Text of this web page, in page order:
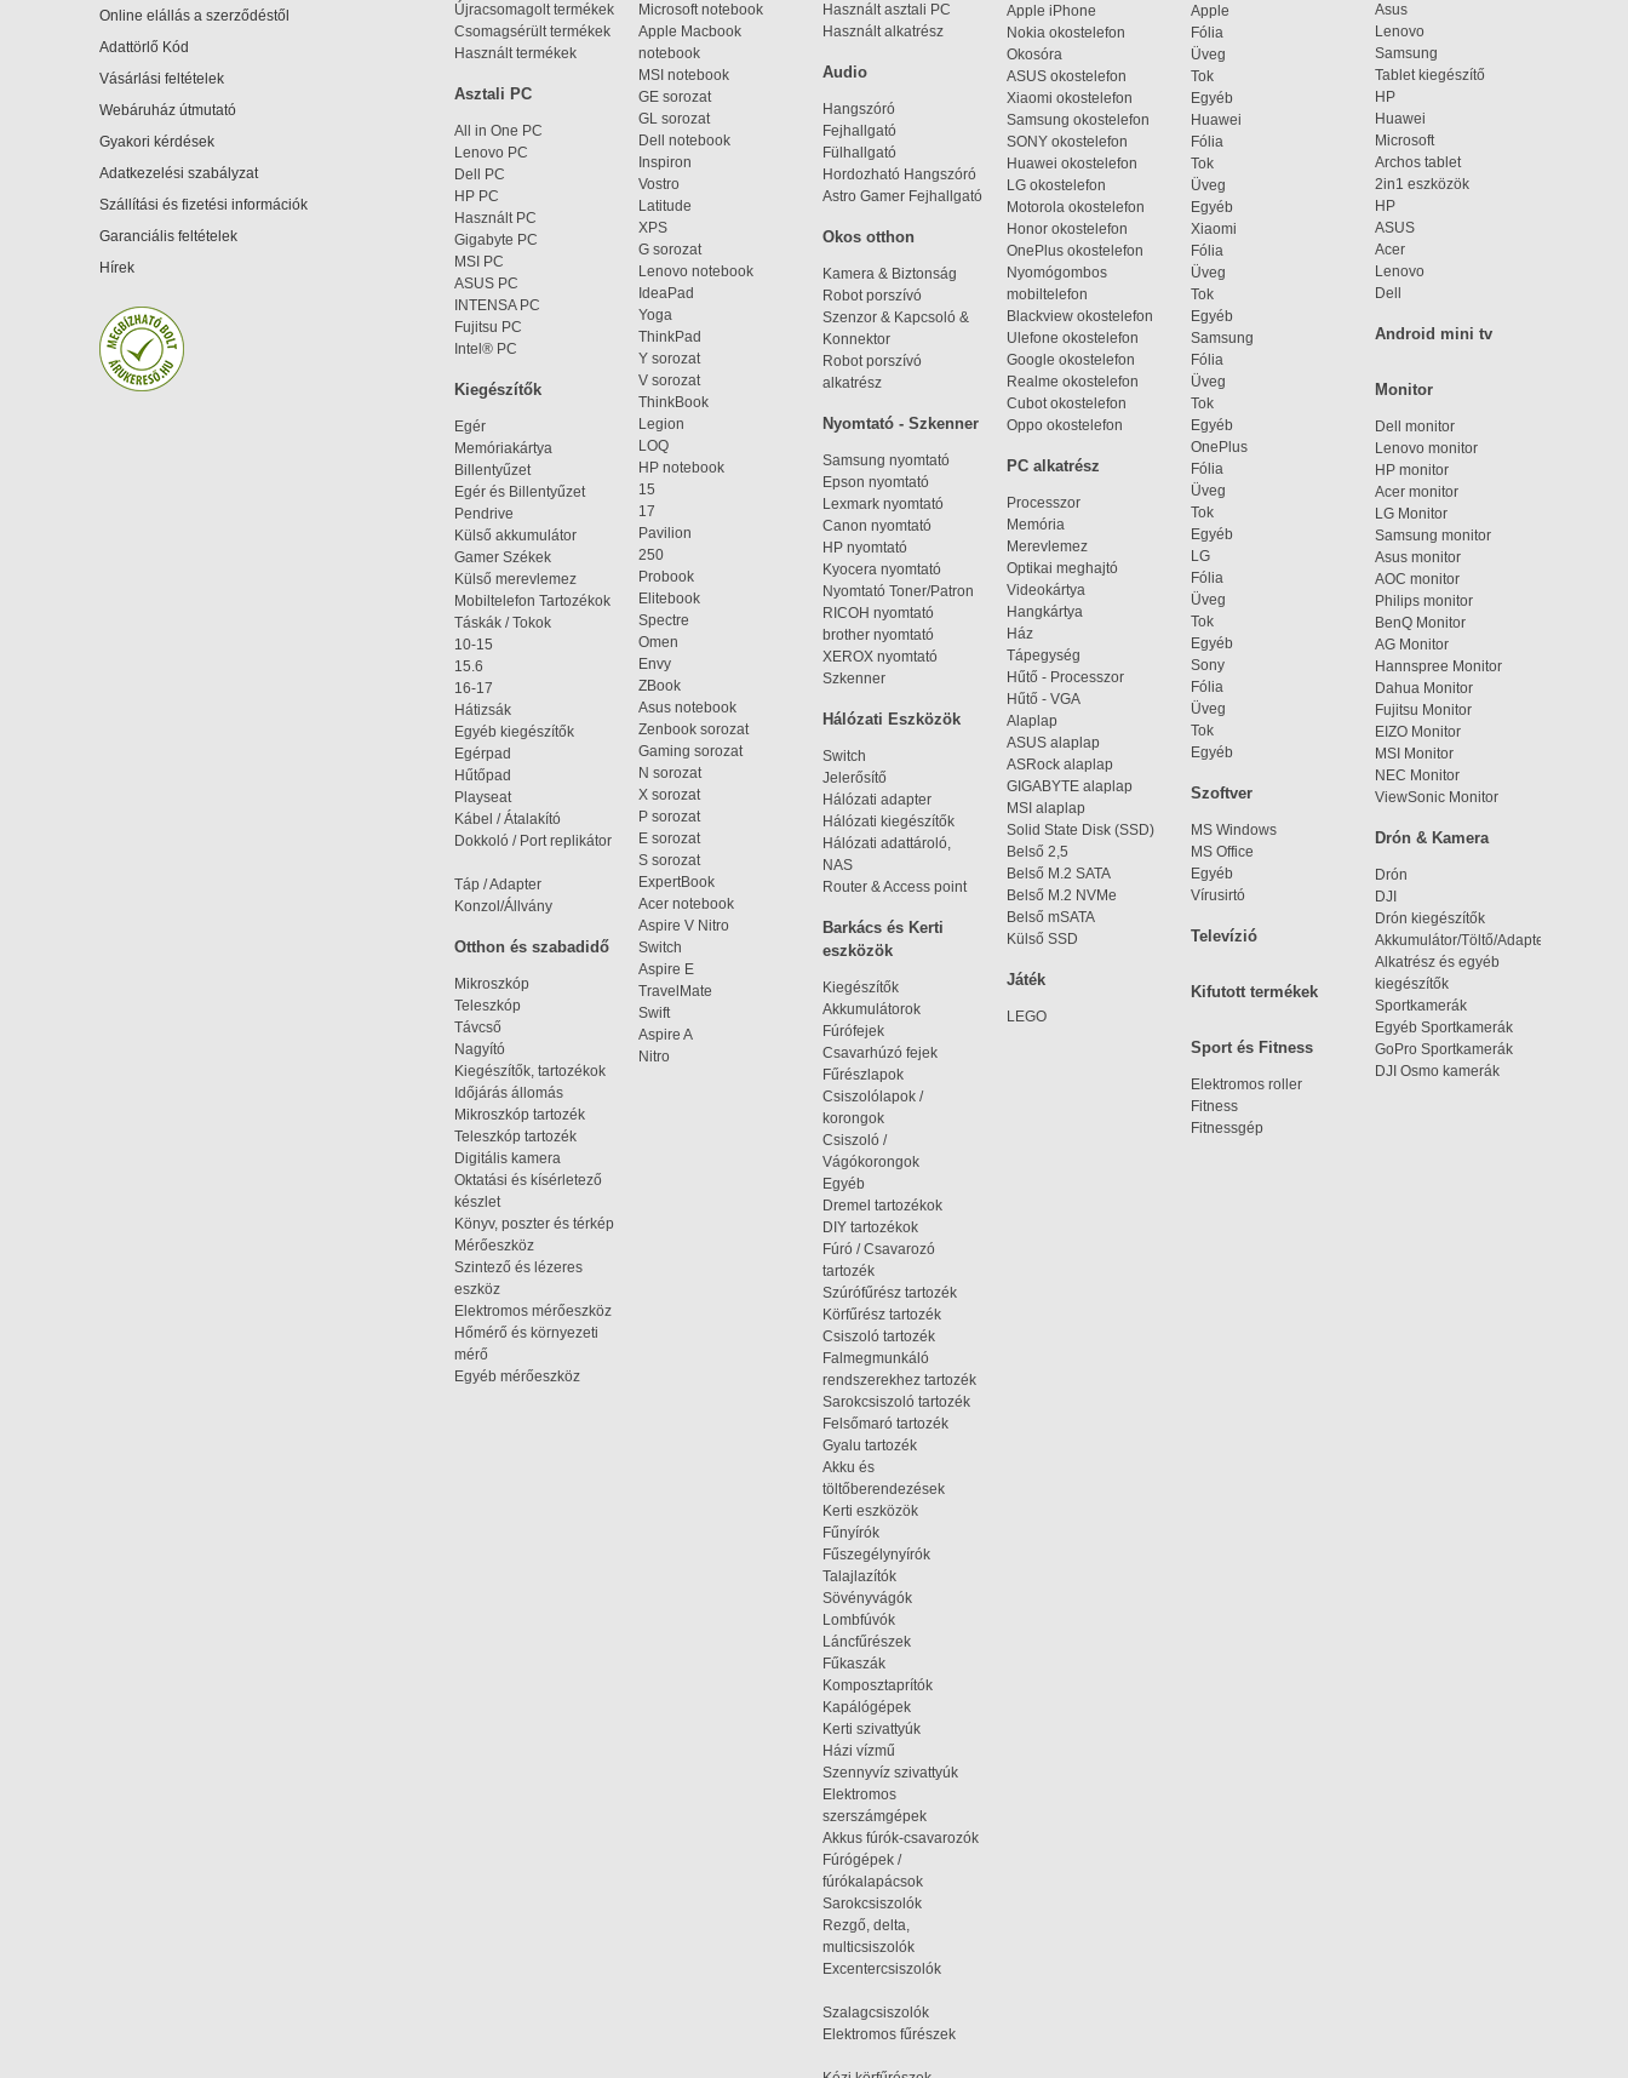
Online elállás a szerződéstől
Adattörlő Kód
Vásárlási feltételek
Webáruház útmutató
Gyakori kérdések
Adatkezelési szabályzat
Szállítási és fizetési információk
Garanciális feltételek
Hírek
Újracsomagolt termékek
Csomagsérült termékek
Használt termékek
Microsoft notebook
Apple Macbook
notebook
MSI notebook
GE sorozat
GL sorozat
Dell notebook
Inspiron
Vostro
Latitude
XPS
G sorozat
Lenovo notebook
IdeaPad
Yoga
ThinkPad
Y sorozat
V sorozat
ThinkBook
Legion
LOQ
HP notebook
15
17
Pavilion
250
Probook
Elitebook
Spectre
Omen
Envy
ZBook
Asus notebook
Zenbook sorozat
Gaming sorozat
N sorozat
X sorozat
P sorozat
E sorozat
S sorozat
ExpertBook
Acer notebook
Aspire V Nitro
Switch
Aspire E
TravelMate
Swift
Aspire A
Nitro
Használt asztali PC
Használt alkatrész
Apple iPhone
Nokia okostelefon
Okosóra
ASUS okostelefon
Xiaomi okostelefon
Samsung okostelefon
SONY okostelefon
Huawei okostelefon
LG okostelefon
Motorola okostelefon
Honor okostelefon
OnePlus okostelefon
Nyomógombos
mobiltelefon
Blackview okostelefon
Ulefone okostelefon
Google okostelefon
Realme okostelefon
Cubot okostelefon
Oppo okostelefon
Apple
Fólia
Üveg
Tok
Egyéb
Huawei
Fólia
Tok
Üveg
Egyéb
Xiaomi
Fólia
Üveg
Tok
Egyéb
Samsung
Fólia
Üveg
Tok
Egyéb
OnePlus
Fólia
Üveg
Tok
Egyéb
LG
Fólia
Üveg
Tok
Egyéb
Sony
Fólia
Üveg
Tok
Egyéb
Asus
Lenovo
Samsung
Tablet kiegészítő
HP
Huawei
Microsoft
Archos tablet
2in1 eszközök
HP
ASUS
Acer
Lenovo
Dell
Audio
Hangszóró
Fejhallgató
Fülhallgató
Hordozható Hangszóró
Astro Gamer Fejhallgató
Asztali PC
All in One PC
Lenovo PC
Dell PC
HP PC
Használt PC
Gigabyte PC
MSI PC
ASUS PC
INTENSA PC
Fujitsu PC
Intel® PC
Okos otthon
Kamera & Biztonság
Robot porszívó
Szenzor & Kapcsoló &
Konnektor
Robot porszívó
alkatrész
Android mini tv
Kiegészítők
Egér
Memóriakártya
Billentyűzet
Egér és Billentyűzet
Pendrive
Külső akkumulátor
Gamer Székek
Külső merevlemez
Mobiltelefon Tartozékok
Táskák / Tokok
10-15
15.6
16-17
Hátizsák
Egyéb kiegészítők
Egérpad
Hűtőpad
Playseat
Kábel / Átalakító
Dokkoló / Port replikátor
Táp / Adapter
Konzol/Állvány
Monitor
Dell monitor
Lenovo monitor
HP monitor
Acer monitor
LG Monitor
Samsung monitor
Asus monitor
AOC monitor
Philips monitor
BenQ Monitor
AG Monitor
Hannspree Monitor
Dahua Monitor
Fujitsu Monitor
EIZO Monitor
MSI Monitor
NEC Monitor
ViewSonic Monitor
Nyomtató - Szkenner
Samsung nyomtató
Epson nyomtató
Lexmark nyomtató
Canon nyomtató
HP nyomtató
Kyocera nyomtató
Nyomtató Toner/Patron
RICOH nyomtató
brother nyomtató
XEROX nyomtató
Szkenner
PC alkatrész
Processzor
Memória
Merevlemez
Optikai meghajtó
Videokártya
Hangkártya
Ház
Tápegység
Hűtő - Processzor
Hűtő - VGA
Alaplap
ASUS alaplap
ASRock alaplap
GIGABYTE alaplap
MSI alaplap
Solid State Disk (SSD)
Belső 2,5
Belső M.2 SATA
Belső M.2 NVMe
Belső mSATA
Külső SSD
Hálózati Eszközök
Switch
Jelerősítő
Hálózati adapter
Hálózati kiegészítők
Hálózati adattároló,
NAS
Router & Access point
Szoftver
MS Windows
MS Office
Egyéb
Vírusirtó
Drón & Kamera
Drón
DJI
Drón kiegészítők
Akkumulátor/Töltő/Adapter
Alkatrész és egyéb
kiegészítők
Sportkamerák
Egyéb Sportkamerák
GoPro Sportkamerák
DJI Osmo kamerák
Barkács és Kerti
eszközök
Kiegészítők
Akkumulátorok
Fúrófejek
Csavarhúzó fejek
Fűrészlapok
Csiszolólapok /
korongok
Csiszoló /
Vágókorongok
Egyéb
Dremel tartozékok
DIY tartozékok
Fúró / Csavarozó
tartozék
Szúrófűrész tartozék
Körfűrész tartozék
Csiszoló tartozék
Falmegmunkáló
rendszerekhez tartozék
Sarokcsiszoló tartozék
Felsőmaró tartozék
Gyalu tartozék
Akku és
töltőberendezések
Kerti eszközök
Fűnyírók
Fűszegélynyírók
Talajlazítók
Sövényvágók
Lombfúvók
Láncfűrészek
Fűkaszák
Komposztaprítók
Kapálógépek
Kerti szivattyúk
Házi vízmű
Szennyvíz szivattyúk
Elektromos
szerszámgépek
Akkus fúrók-csavarozók
Fúrógépek /
fúrókalapácsok
Sarokcsiszolók
Rezgő, delta,
multicsiszolók
Excentercsiszolók
Szalagcsiszolók
Elektromos fűrészek
Televízió
Otthon és szabadidő
Mikroszkóp
Teleszkóp
Távcső
Nagyító
Kiegészítők, tartozékok
Időjárás állomás
Mikroszkóp tartozék
Teleszkóp tartozék
Digitális kamera
Oktatási és kísérletező
készlet
Könyv, poszter és térkép
Mérőeszköz
Szintező és lézeres
eszköz
Elektromos mérőeszköz
Hőmérő és környezeti
mérő
Egyéb mérőeszköz
Játék
LEGO
Kifutott termékek
Sport és Fitness
Elektromos roller
Fitness
Fitnessgép